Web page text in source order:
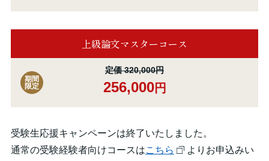
上級論文マスターコース
期間
限定
定価 320,000円
256,000円
受験生応援キャンペーンは終了いたしました。
通常の受験経験者向けコースはこちら
よりお申込みい